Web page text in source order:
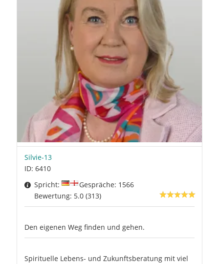
Silvie-13
ID: 6410
Spricht:
Gespräche: 1566
Bewertung: 5.0 (313)
Den eigenen Weg finden und gehen.
Spirituelle Lebens- und Zukunftsberatung mit viel